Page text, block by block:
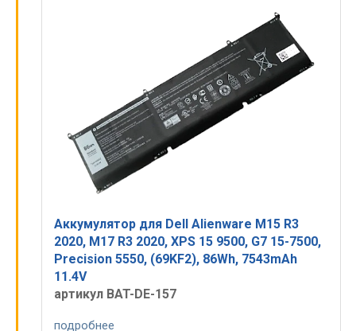
Аккумулятор для Dell Alienware M15 R3
2020, M17 R3 2020, XPS 15 9500, G7 15-7500,
Precision 5550, (69KF2), 86Wh, 7543mAh
11.4V
артикул BAT-DE-157
подробнее